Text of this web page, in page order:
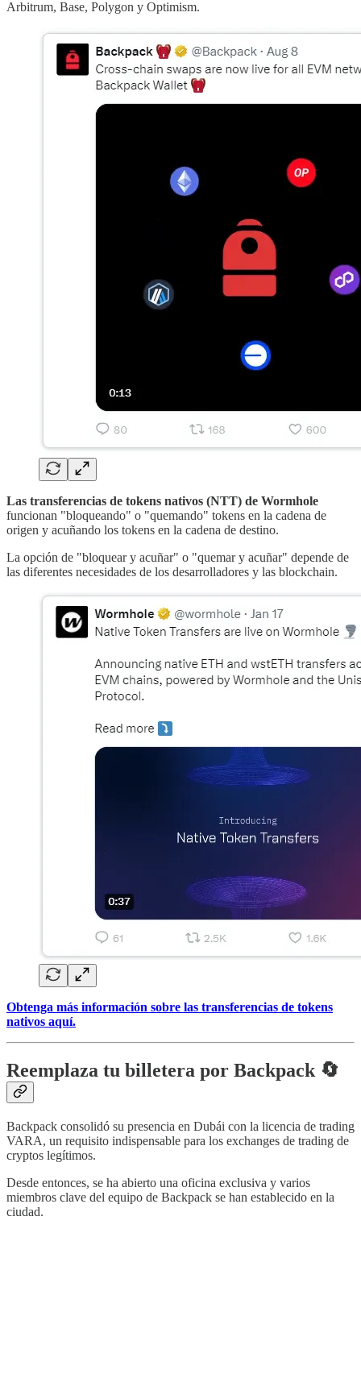
Arbitrum, Base, Polygon y Optimism.
Las transferencias de tokens nativos (NTT) de Wormhole
funcionan "bloqueando" o "quemando" tokens en la cadena de
origen y acuñando los tokens en la cadena de destino.
La opción de "bloquear y acuñar" o "quemar y acuñar" depende de
las diferentes necesidades de los desarrolladores y las blockchain.
Obtenga más información sobre las transferencias de tokens
nativos aquí.
Reemplaza tu billetera por Backpack 🔄
Backpack consolidó su presencia en Dubái con la licencia de trading
VARA, un requisito indispensable para los exchanges de trading de
cryptos legítimos.
Desde entonces, se ha abierto una oficina exclusiva y varios
miembros clave del equipo de Backpack se han establecido en la
ciudad.